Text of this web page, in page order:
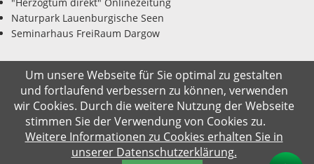
Naturpark Lauenburgische Seen
Seminarhaus FreiRaum Dargow
© Gemeinde Salem-Dargow 07.08.2026
Impressum Datenschutz Kontakt Suche
Um unsere Webseite für Sie optimal zu gestalten
und fortlaufend verbessern zu können, verwenden
wir Cookies. Durch die weitere Nutzung der Webseite
stimmen Sie der Verwendung von Cookies zu.
Weitere Informationen zu Cookies erhalten Sie in
unserer Datenschutzerklärung.